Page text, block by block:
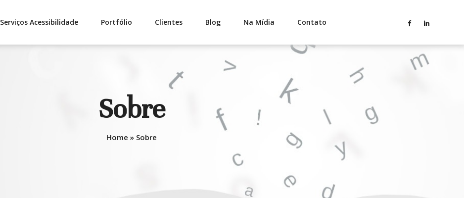
Serviços Acessibilidade Portfólio Clientes Blog Na Mídia Contato
Sobre
Home » Sobre